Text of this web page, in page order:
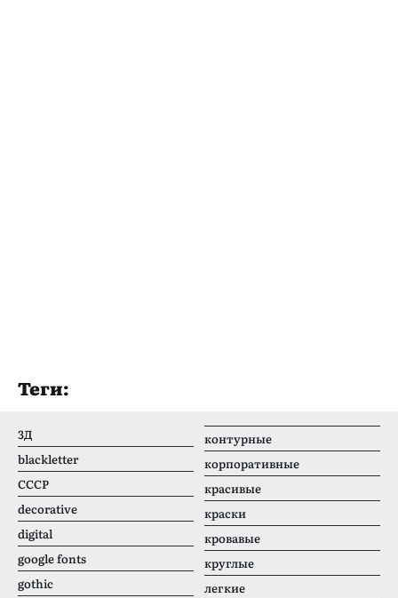
Теги:
3Д
blackletter
CCCР
decorative
digital
google fonts
gothic
контурные
корпоративные
красивые
краски
кровавые
круглые
легкие